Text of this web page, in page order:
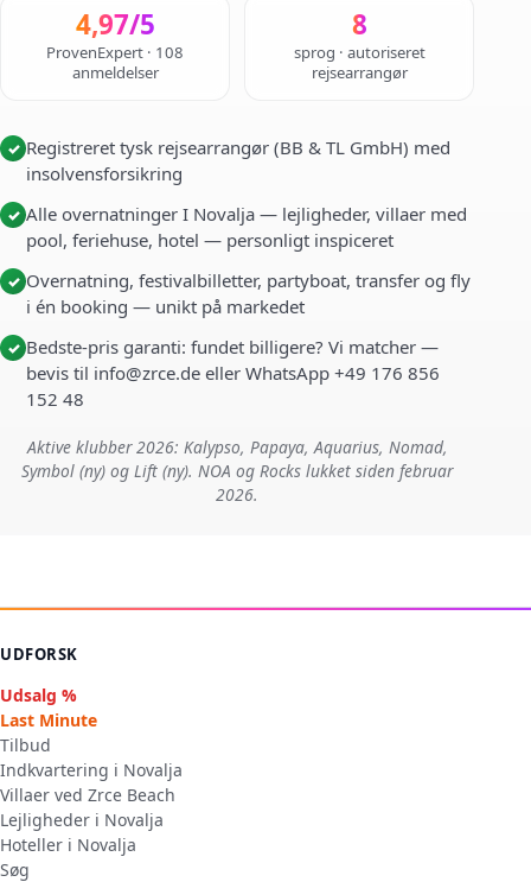
4,97/5
ProvenExpert · 108
anmeldelser
8
sprog · autoriseret
rejsearrangør
✓ Registreret tysk rejsearrangør (BB & TL GmbH) med
insolvensforsikring
✓ Alle overnatninger I Novalja — lejligheder, villaer med
pool, feriehuse, hotel — personligt inspiceret
✓ Overnatning, festivalbilletter, partyboat, transfer og fly
i én booking — unikt på markedet
✓ Bedste-pris garanti: fundet billigere? Vi matcher —
bevis til info@zrce.de eller WhatsApp +49 176 856
152 48
Aktive klubber 2026: Kalypso, Papaya, Aquarius, Nomad,
Symbol (ny) og Lift (ny). NOA og Rocks lukket siden februar
2026.
UDFORSK
Udsalg %
Last Minute
Tilbud
Indkvartering i Novalja
Villaer ved Zrce Beach
Lejligheder i Novalja
Hoteller i Novalja
Søg